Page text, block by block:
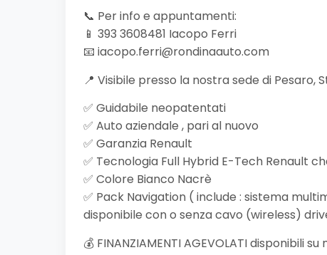
📞 Per info e appuntamenti:
📱 393 3608481 Iacopo Ferri
📧 iacopo.ferri@rondinaauto.com
📍 Visibile presso la nostra sede di Pesaro,
✅ Guidabile neopatentati
✅ Auto aziendale , pari al nuovo
✅ Garanzia Renault
✅ Tecnologia Full Hybrid E-Tech Renault
✅ Colore Bianco Nacrè
✅ Pack Navigation ( include : sistema
disponibile con o senza cavo (wireless)
💰 FINANZIAMENTI AGEVOLATI disponibili